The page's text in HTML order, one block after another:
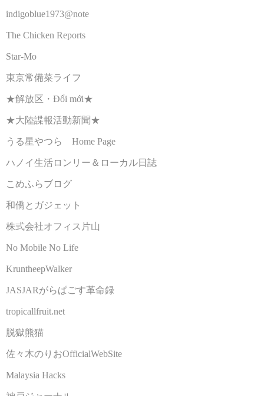
indigoblue1973@note
The Chicken Reports
Star-Mo
東京常備菜ライフ
★解放区・Đổi mới★
★大陸諜報活動新聞★
うる星やつら Home Page
ハノイ生活ロンリー＆ローカル日誌
こめふらブログ
和僑とガジェット
株式会社オフィス片山
No Mobile No Life
KruntheepWalker
JASJARがらぱごす革命録
tropicallfruit.net
脱獄熊猫
佐々木のりおOfficialWebSite
Malaysia Hacks